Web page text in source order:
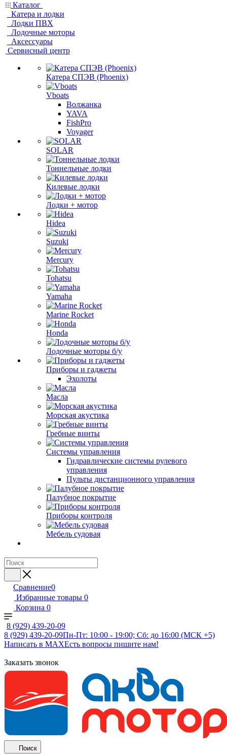
Каталог
Катера и лодки
Лодки ПВХ
Лодочные моторы
Аксессуары
Сервисный центр
Катера СПЭВ (Phoenix)
Vboats
Волжанка
YAVA
FishPro
Voyager
SOLAR
Тоннельные лодки
Килевые лодки
Лодки + мотор
Hidea
Suzuki
Mercury
Tohatsu
Yamaha
Marine Rocket
Honda
Лодочные моторы б/у
Приборы и гаджеты
Эхолоты
Масла
Морская акустика
Гребные винты
Системы управления
Гидравлические системы рулевого
управления
Пульты дистанционного управления
Палубное покрытие
Приборы контроля
Мебель судовая
Сравнение0
Избранные товары 0
Корзина 0
8 (929) 439-20-09
8 (929) 439-20-09Пн-Пт: 10:00 - 19:00; Сб: до 16:00 (МСК +5)
Написать в MAXЕсть вопросы пишите нам!
Заказать звонок
Поиск